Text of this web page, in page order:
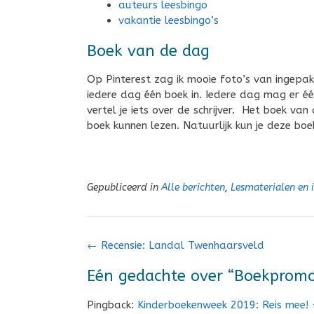
auteurs leesbingo
vakantie leesbingo’s
Boek van de dag
Op Pinterest zag ik mooie foto’s van
iedere dag één boek in. Iedere dag mag er
vertel je iets over de schrijver. Het boek
boek kunnen lezen. Natuurlijk kun je deze
Gepubliceerd inAlle berichten, Lesmaterialen en
Bericht
← Recensie: Landal Twenhaarsveld
Eén gedachte over “
Pingback: Kinderboekenweek 2019: Reis